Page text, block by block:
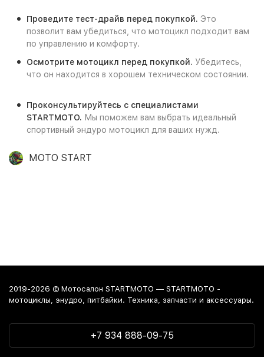
Проведите тест-драйв перед покупкой. Это
позволит вам убедиться, что мотоцикл подходит вам
по управлению и комфорту.
Осмотрите мотоцикл перед покупкой. Убедитесь,
что он находится в хорошем техническом состоянии.
Проконсультируйтесь с специалистами
STARTMOTO. Мы поможем вам выбрать идеальный
спортивный эндуро мотоцикл для ваших нужд.
MOTO START
2019-2026 © Мотосалон STARTMOTO — STARTMOTO -
мотоциклы, энудро, питбайки. Техника, запчасти и аксессуары.
+7 934 888-09-75